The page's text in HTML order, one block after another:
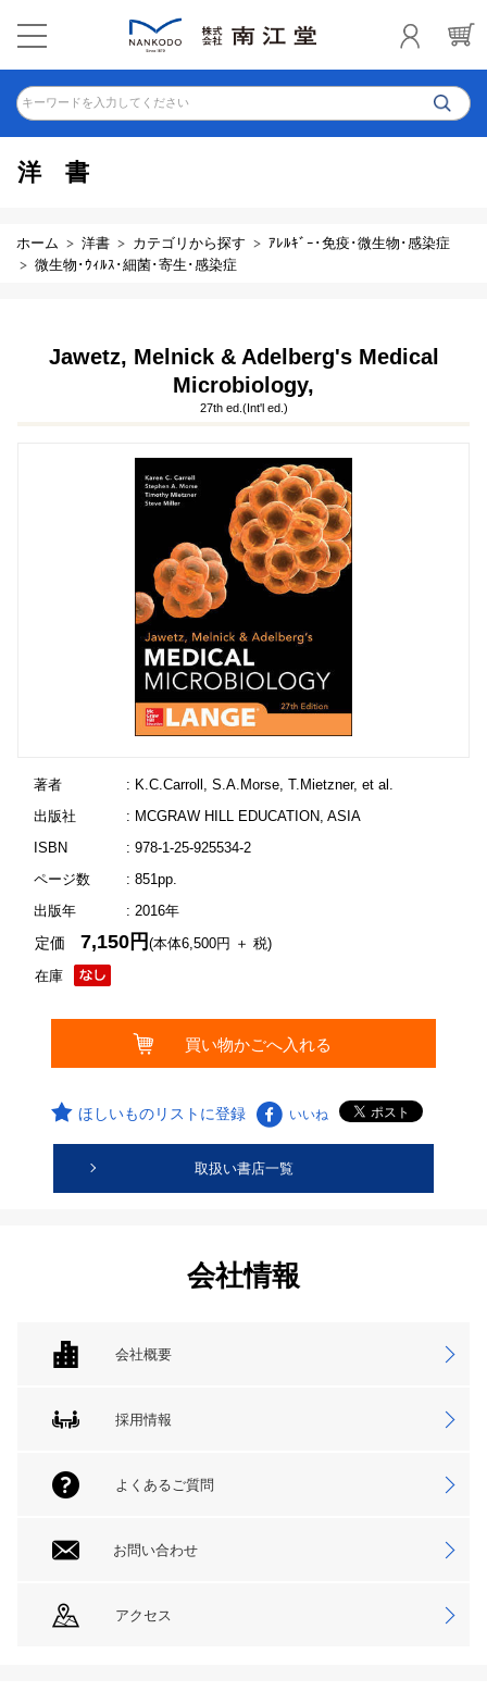
キーワードを入力してください
洋書
ホーム 洋書 カテゴリから探す
ｱﾚﾙｷﾞｰ･免疫･微生物･感染症
微生物･ｳｨﾙｽ･細菌･寄生･感染症
Jawetz, Melnick & Adelberg's Medical
Microbiology,
27th ed.(Int'l ed.)
著者
: K.C.Carroll, S.A.Morse, T.Mietzner, et al.
出版社
: MCGRAW HILL EDUCATION, ASIA
ISBN
: 978-1-25-925534-2
ページ数
: 851pp.
出版年
: 2016年
在庫
定価7,150円(本体6,500円 ＋ 税)
ほしいものリストに登録 いいね
取扱い書店一覧
会社情報
会社概要
採用情報
よくあるご質問
お問い合わせ
アクセス